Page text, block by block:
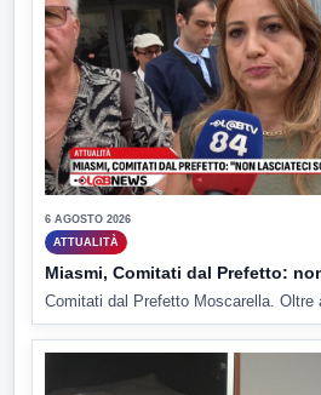
6 AGOSTO 2026
ATTUALITÀ
Miasmi, Comitati dal Prefetto:
Comitati dal Prefetto Moscarella. Oltre